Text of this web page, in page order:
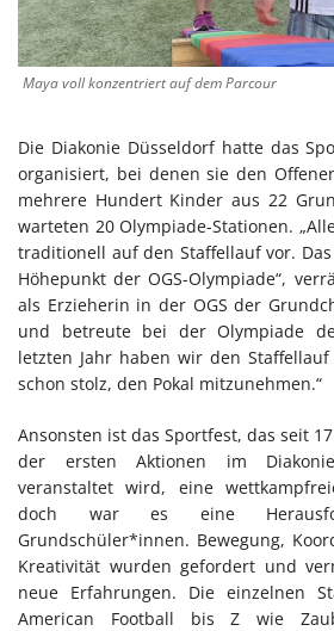
Maya voll konzentriert auf dem Parcour
Die Diakonie Düsseldorf hatte das
organisiert, bei denen sie den
mehrere Hundert Kinder aus 22
warteten 20 Olympiade-Stationen.
traditionell auf den Staffellauf vor.
Höhepunkt der OGS-Olympiade“,
als Erzieherin in der OGS der
und betreute bei der Olympiade
letzten Jahr haben wir den
schon stolz, den Pokal mitzunehmen.“
Ansonsten ist das Sportfest, das seit
der ersten Aktionen im Diakonie-
veranstaltet wird, eine
doch war es eine
Grundschüler*innen. Bewegung,
Kreativität wurden gefordert und
neue Erfahrungen. Die einzelnen
American Football bis Z wie